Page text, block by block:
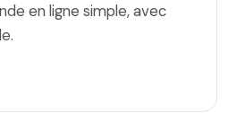
en ligne simple, avec